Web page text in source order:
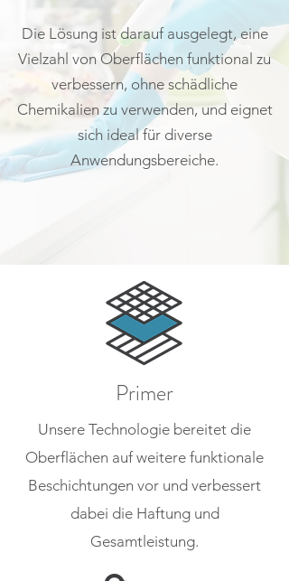
Die Lösung ist darauf ausgelegt, eine
Vielzahl von Oberflächen funktional zu
verbessern, ohne schädliche
Chemikalien zu verwenden, und eignet
sich ideal für diverse
Anwendungsbereiche.
Primer
Unsere Technologie bereitet die
Oberflächen auf weitere funktionale
Beschichtungen vor und verbessert
dabei die Haftung und
Gesamtleistung.